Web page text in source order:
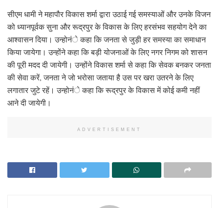
सीएम धामी ने महापौर विकास शर्मा द्वारा उठाई गई समस्याओं और उनके विजन
को ध्यानपूर्वक सुना और रूद्रपुर के विकास के लिए हरसंभव सहयोग देने का
आश्वासन दिया। उन्होनंे कहा कि जनता से जुड़ी हर समस्या का समाधान
किया जायेगा। उन्होंने कहा कि बड़ी योजनाओं के लिए नगर निगम को शासन
की पूरी मदद दी जायेगी। उन्होंने विकास शर्मा से कहा कि सेवक बनकर जनता
की सेवा करें, जनता ने जो भरोसा जताया है उस पर खरा उतरने के लिए
लगातार जुटे रहें। उन्होनंे कहा कि रूद्रपुर के विकास में कोई कमी नहीं
आने दी जायेगी।
ADVERTISEMENT